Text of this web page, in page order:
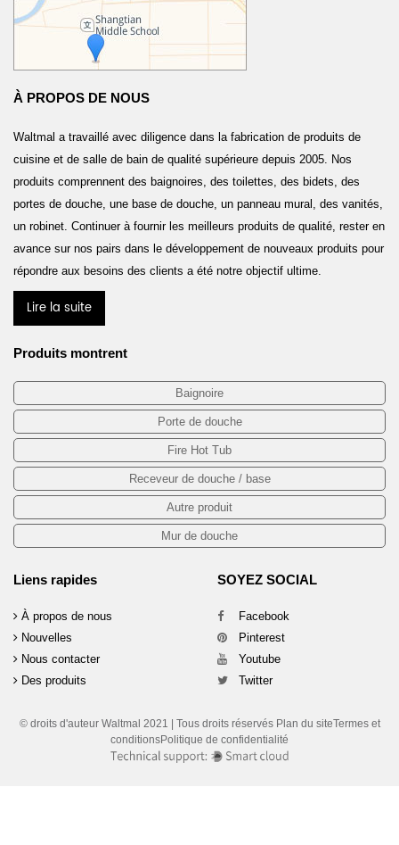
À PROPOS DE NOUS
Waltmal a travaillé avec diligence dans la fabrication de produits de
cuisine et de salle de bain de qualité supérieure depuis 2005. Nos
produits comprennent des baignoires, des toilettes, des bidets, des
portes de douche, une base de douche, un panneau mural, des vanités,
un robinet. Continuer à fournir les meilleurs produits de qualité, rester en
avance sur nos pairs dans le développement de nouveaux produits pour
répondre aux besoins des clients a été notre objectif ultime.
Lire la suite
Produits montrent
Baignoire
Porte de douche
Fire Hot Tub
Receveur de douche / base
Autre produit
Mur de douche
Liens rapides
À propos de nous
Nouvelles
Nous contacter
Des produits
SOYEZ SOCIAL
Facebook
Pinterest
Youtube
Twitter
© droits d'auteur Waltmal 2021 | Tous droits réservés Plan du siteTermes et
conditionsPolitique de confidentialité